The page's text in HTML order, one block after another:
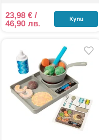
23,98€ /
46,90 лв.
Купи